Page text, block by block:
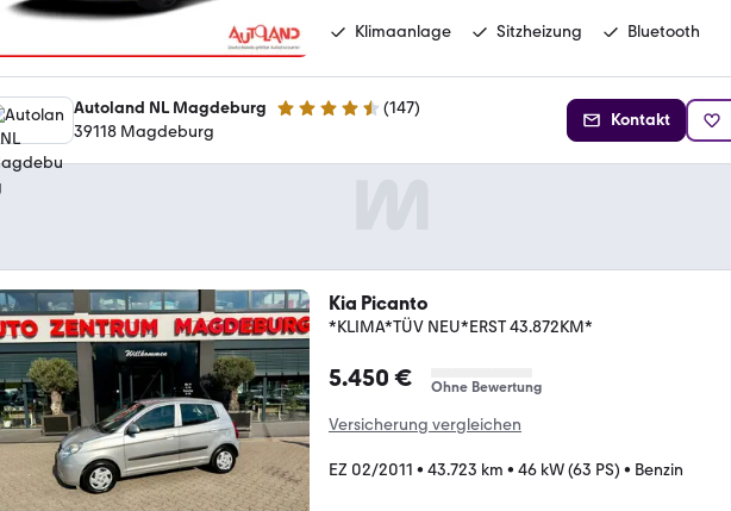
Klimaanlage Sitzheizung Bluetooth
Autoland NL Magdeburg 4.6 Sterne (147)
39118 Magdeburg
Kontakt
Kia Picanto
*KLIMA*TÜV NEU*ERST 43.872KM*
5.450 € Ohne Bewertung
Versicherung vergleichen
EZ 02/2011 • 43.723 km • 46 kW (63 PS) • Benzin